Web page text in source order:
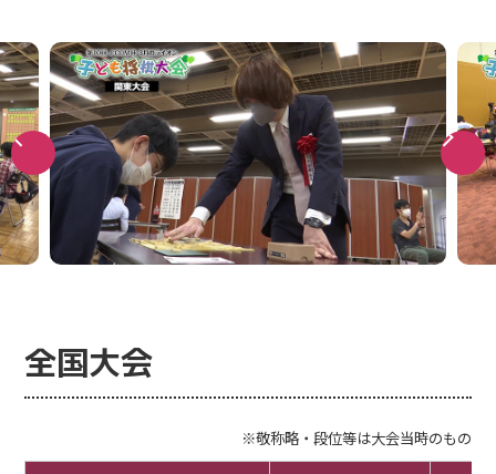
全国大会
※敬称略・段位等は大会当時のもの